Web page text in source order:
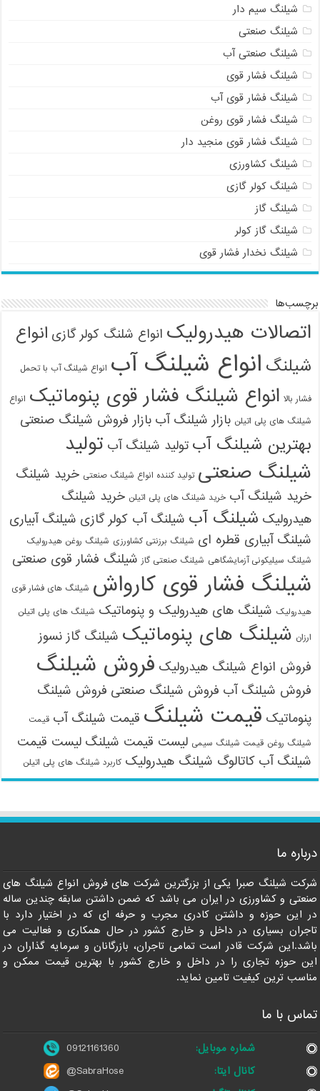
شیلنگ سیم دار
شیلنگ صنعتی
شیلنگ صنعتی آب
شیلنگ فشار قوی
شیلنگ فشار قوی آب
شیلنگ فشار قوی روغن
شیلنگ فشار قوی منجید دار
شیلنگ کشاورزی
شیلنگ کولر گازی
شیلنگ گاز
شیلنگ گاز کولر
شیلنگ نخدار فشار قوی
برچسب‌ها
اتصالات هیدرولیک انواع شلنگ کولر گازی انواع
شیلنگ انواع شیلنگ آب انواع شیلنگ آب با تحمل
فشار بالا انواع شیلنگ فشار قوی پنوماتیک انواع
شیلنگ های پلی اتیلن بازار شیلنگ آب بازار فروش شیلنگ صنعتی
بهترین شیلنگ آب تولید شیلنگ آب تولید
شیلنگ صنعتی تولید کننده انواع شیلنگ صنعتی خرید شیلنگ
خرید شیلنگ آب خرید شیلنگ های پلی اتیلن خرید شیلنگ
هیدرولیک شیلنگ آب شیلنگ آب کولر گازی شیلنگ آبیاری
شیلنگ آبیاری قطره ای شیلنگ برزنتی کشاورزی شیلنگ روغن هیدرولیک
شیلنگ سیلیکونی آزمایشگاهی شیلنگ صنعتی گاز شیلنگ فشار قوی صنعتی
شیلنگ فشار قوی کارواش شیلنگ های فشار قوی
هیدرولیک شیلنگ های هیدرولیک و پنوماتیک شیلنگ های پلی اتیلن
ارزان شیلنگ های پنوماتیک شیلنگ گاز نسوز
فروش انواع شیلنگ هیدرولیک فروش شیلنگ
فروش شیلنگ آب فروش شیلنگ صنعتی فروش شیلنگ
پنوماتیک قیمت شیلنگ قیمت شیلنگ آب قیمت
شیلنگ روغن قیمت شیلنگ سیمی لیست قیمت شیلنگ لیست قیمت
شیلنگ آب کاتالوگ شیلنگ هیدرولیک کاربرد شیلنگ های پلی اتیلن
درباره ما
شرکت شیلنگ صبرا یکی از بزرگترین شرکت های فروش انواع شیلنگ های
صنعتی و کشاورزی در ایران می باشد که ضمن داشتن سابقه چندین ساله
در این حوزه و داشتن کادری مجرب و حرفه ای که در اختیار دارد با
تاجران بسیاری در داخل و خارج کشور در حال همکاری و فعالیت می
باشد.این شرکت قادر است تمامی تاجران، بازرگانان و سرمایه گذاران در
این حوزه تجاری را در داخل و خارج کشور با بهترین قیمت ممکن و
مناسب ترین کیفیت تامین نماید.
تماس با ما
شماره موبایل:
09121161360
کانال ایتا:
@SabraHose